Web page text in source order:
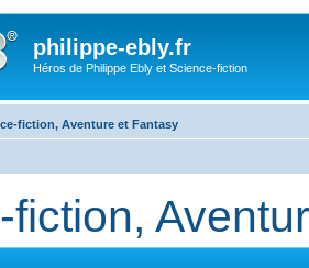
philippe-ebly.fr
Héros de Philippe Ebly et Science-fiction
fiction, Aventure et Fantasy
fiction,